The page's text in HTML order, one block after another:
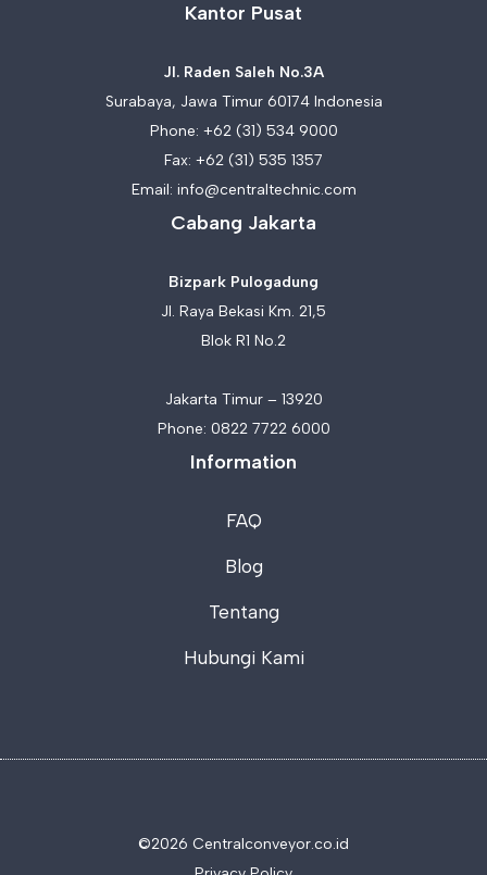
Kantor Pusat
Jl. Raden Saleh No.3A
Surabaya, Jawa Timur 60174 Indonesia
Phone: +62 (31) 534 9000
Fax: +62 (31) 535 1357
Email: info@centraltechnic.com
Cabang Jakarta
Bizpark Pulogadung
Jl. Raya Bekasi Km. 21,5
Blok R1 No.2
Jakarta Timur – 13920
Phone: 0822 7722 6000
Information
FAQ
Blog
Tentang
Hubungi Kami
©2026 Centralconveyor.co.id